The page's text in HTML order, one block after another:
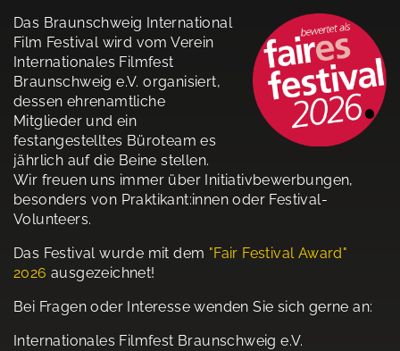
Das Braunschweig International
Film Festival wird vom Verein
Internationales Filmfest
Braunschweig e.V. organisiert,
dessen ehrenamtliche
Mitglieder und ein
festangestelltes Büroteam es
jährlich auf die Beine stellen.
Wir freuen uns immer über Initiativbewerbungen,
besonders von Praktikant:innen oder Festival-
Volunteers.
Das Festival wurde mit dem "Fair Festival Award"
2026 ausgezeichnet!
Bei Fragen oder Interesse wenden Sie sich gerne an:
Internationales Filmfest Braunschweig e.V.